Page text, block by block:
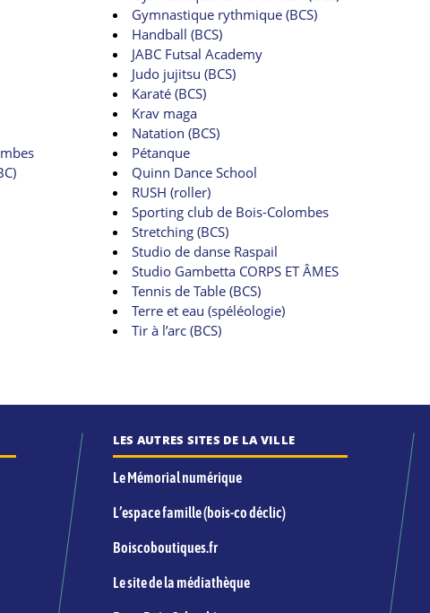
Gymnastique rythmique (BCS)
Handball (BCS)
JABC Futsal Academy
Judo jujitsu (BCS)
Karaté (BCS)
Krav maga
Natation (BCS)
Pétanque
Quinn Dance School
RUSH (roller)
Sporting club de Bois-Colombes
Stretching (BCS)
Studio de danse Raspail
Studio Gambetta CORPS ET ÂMES
Tennis de Table (BCS)
Terre et eau (spéléologie)
Tir à l’arc (BCS)
LES AUTRES SITES DE LA VILLE
Le Mémorial numérique
L’espace famille (bois-co déclic)
Boiscoboutiques.fr
Le site de la médiathèque